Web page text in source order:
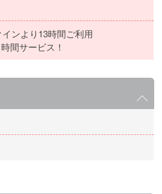
ンより13時間ご利用
間サービス！